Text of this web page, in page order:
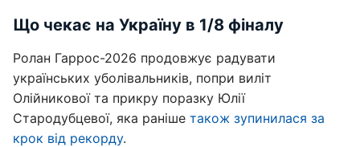
Що чекає на Україну в 1/8 фіналу
Ролан Гаррос-2026 продовжує радувати
українських уболівальників, попри виліт
Олійникової та прикру поразку Юлії
Стародубцевої, яка раніше також зупинилася за
крок від рекорду.